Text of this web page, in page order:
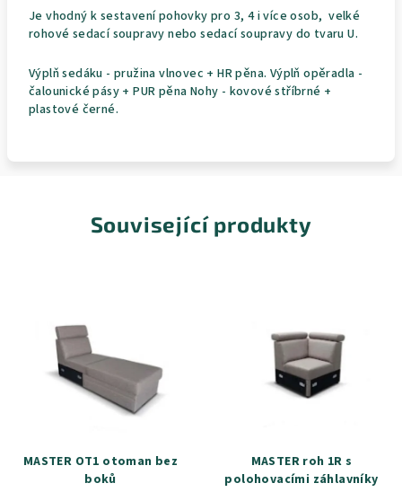
Je vhodný k sestavení pohovky pro 3, 4 i více osob, velké
rohové sedací soupravy nebo sedací soupravy do tvaru U.
Výplň sedáku - pružina vlnovec + HR pěna. Výplň opěradla -
čalounické pásy + PUR pěna Nohy - kovové stříbrné +
plastové černé.
Související produkty
MASTER OT1 otoman bez
boků
MASTER roh 1R s
polohovacími záhlavníky